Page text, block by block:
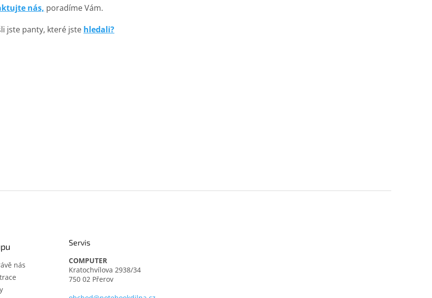
nás, poradíme Vám.
jste panty, které jste hledali?
nás
Servis
COMPUTER
Kratochvílova 2938/34
750 02 Přerov